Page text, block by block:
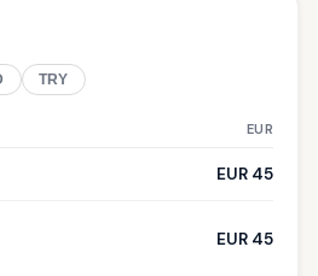
TRY
EUR
EUR 45
EUR 45